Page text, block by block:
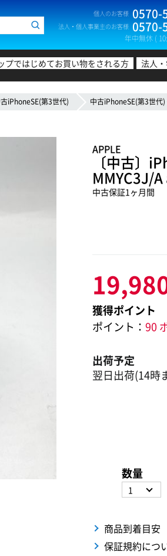
個人のお客様 0570-
法人・個人事業主のお客様 0570-
年中無休 (
プではじめてお買い物をされる方 法人
iPhoneSE(第3世代) 中古iPhoneSE(第3世代
APPLE
〔中古〕
MMYC3J/
中古保証1ヶ月間
獲得ポイント
ポイント： 90
出荷予定
翌日出荷(14時
数量
1
商品到着目安
保証規約につ